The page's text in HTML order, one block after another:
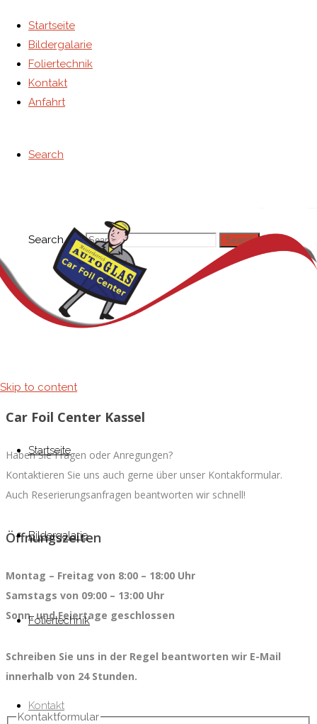
Startseite
Bildergalarie
Foliertechnik
Kontakt
Anfahrt
Search
Search for: Search
Skip to content
Startseite
Bildergalarie
Foliertechnik
Kontakt
Kontakt
Car Foil Center Kassel
Haben Sie Fragen oder Anregungen?
Kontaktieren Sie uns auch gerne über unser Kontakformular.
Auch Reserierungsanfragen beantworten wir schnell!
Öffnungszeiten
Montag – Freitag von 8:00 – 18:00 Uhr
Samstags von 09:00 – 13:00 Uhr
Sonn. und Feiertage geschlossen
Schreiben Sie uns in der Regel beantworten wir E-Mail
innerhalb von 24 Stunden.
Kontaktformular